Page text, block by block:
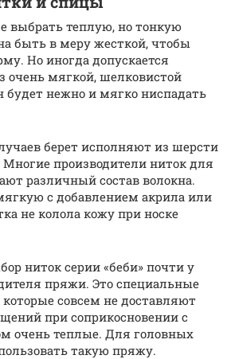
выбрать теплую, но тонкую
быть в меру жесткой, чтобы
Но иногда допускается
очень мягкой, шелковистой
будет нежно и мягко ниспадать
берет исполняют из шерсти
производители ниток для
различный состав волокна.
с добавлением акрила или
не колола кожу при носке
ниток серии «беби» почти у
пряжи. Это специальные
совсем не доставляют
при соприкосновении с
очень теплые. Для головных
такую пряжу.